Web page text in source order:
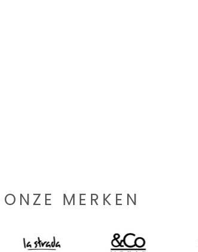
ONZE MERKEN